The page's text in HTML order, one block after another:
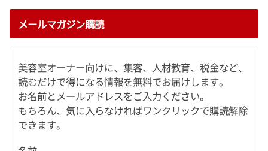
メールマガジン購読
美容室オーナー向けに、集客、人材教育、税金など、
読むだけで得になる情報を無料でお届けします。
お名前とメールアドレスをご入力ください。
もちろん、気に入らなければワンクリックで購読解除
できます。